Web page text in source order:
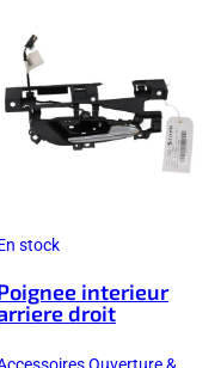
stock
interieur
droit